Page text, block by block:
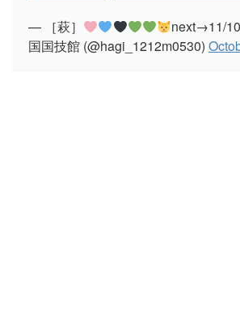
— ［萩］
next→11/
国国技館 (@hagi_1212m0530)